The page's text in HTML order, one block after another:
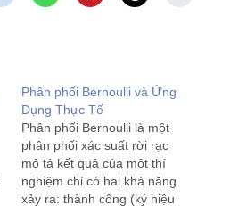
Phân phối Bernoulli và Ứng
Dụng Thực Tế
Phân phối Bernoulli là một
phân phối xác suất rời rạc
mô tả kết quả của một thí
nghiệm chỉ có hai khả năng
xảy ra: thành công (ký hiệu